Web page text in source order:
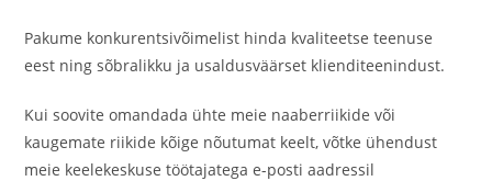
Pakume konkurentsivõimelist hinda kvaliteetse teenuse
eest ning sõbralikku ja usaldusväärset klienditeenindust.
Kui soovite omandada ühte meie naaberriikide või
kaugemate riikide kõige nõutumat keelt, võtke ühendust
meie keelekeskuse töötajatega e-posti aadressil